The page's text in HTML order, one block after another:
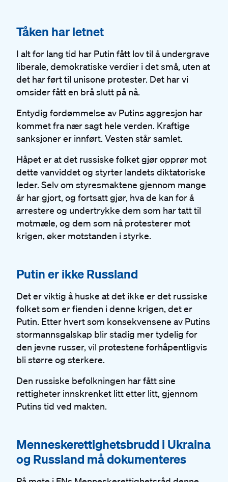
#
Tåken har letnet
I alt for lang tid har Putin fått lov til å undergrave
liberale, demokratiske verdier i det små, uten at
det har ført til unisone protester. Det har vi
omsider fått en brå slutt på nå.
Entydig fordømmelse av Putins aggresjon har
kommet fra nær sagt hele verden. Kraftige
sanksjoner er innført. Vesten står samlet.
Håpet er at det russiske folket gjør opprør mot
dette vanviddet og styrter landets diktatoriske
leder. Selv om styresmaktene gjennom mange
år har gjort, og fortsatt gjør, hva de kan for å
arrestere og undertrykke dem som har tatt til
motmæle, og dem som nå protesterer mot
krigen, øker motstanden i styrke.
#
Putin er ikke Russland
Det er viktig å huske at det ikke er det russiske
folket som er fienden i denne krigen, det er
Putin. Etter hvert som konsekvensene av Putins
stormannsgalskap blir stadig mer tydelig for
den jevne russer, vil protestene forhåpentligvis
bli større og sterkere.
Den russiske befolkningen har fått sine
rettigheter innskrenket litt etter litt, gjennom
Putins tid ved makten.
#
Menneskerettighetsbrudd i Ukraina
og Russland må dokumenteres